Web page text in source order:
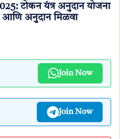
टोकन यंत्र अनुदान योजना
आणि अनुदान मिळवा
Join Now
Join Now